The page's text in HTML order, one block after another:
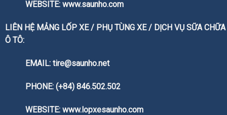
WEBSITE: www.saunho.com
LIÊN HỆ MẢNG LỐP XE / PHỤ TÙNG XE / DỊCH VỤ SỮA CHỮA
Ô TÔ:
EMAIL: tire@saunho.net
PHONE: (+84) 846.502.502
WEBSITE: www.lopxesaunho.com